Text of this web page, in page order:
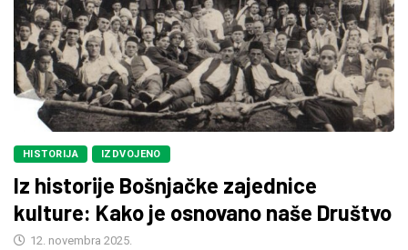
HISTORIJA IZDVOJENO
Iz historije Bošnjačke zajednice
kulture: Kako je osnovano naše Društvo
12. novembra 2025.